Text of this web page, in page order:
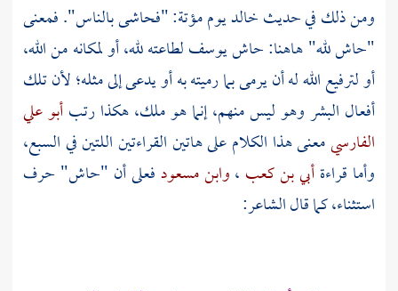
ومن ذلك في حديث خالد يوم مؤتة: "فحاشى بالناس". فمعنى
"حاش لله" هاهنا: حاشيوسفلطاعته لله، أو لمكانه من الله،
أو لترفيع الله له أن يرمى بما رميته به أو يدعى إلى مثله؛ لأن تلك
أفعال البشر وهو ليس منهم، إنما هو ملك، هكذا رتبأبو علي
الفارسيمعنى هذا الكلام على هاتين القراءتين اللتين في السبع،
وأما قراءةأبي بن كعب ،وابن مسعودفعلى أن "حاش" حرف
استثناء، كما قال الشاعر: